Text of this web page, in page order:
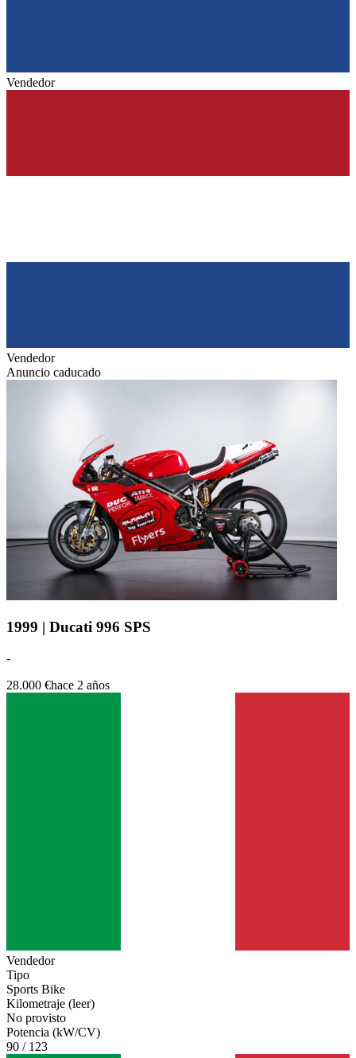
Vendedor
Vendedor
Anuncio caducado
1999 | Ducati 996 SPS
-
28.000 €hace 2 años
Vendedor
Tipo
Sports Bike
Kilometraje (leer)
No provisto
Potencia (kW/CV)
90 / 123